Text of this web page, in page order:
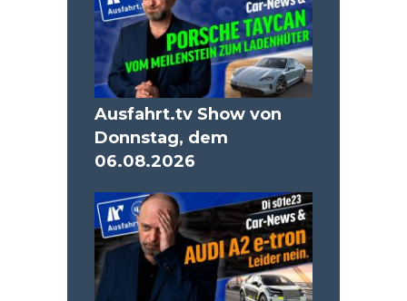
Ausfahrt.tv Show von
Donnstag, dem
06.08.2026